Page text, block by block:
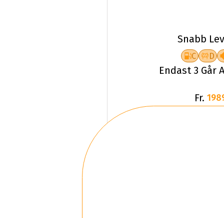
Snabb
C D
Endast 3 Går
Fr.